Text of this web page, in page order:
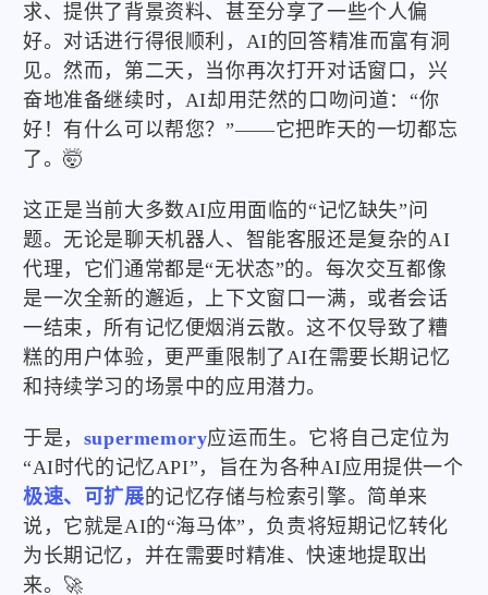
求、提供了背景资料、甚至分享了一些个人偏
好。对话进行得很顺利，AI的回答精准而富有洞
见。然而，第二天，当你再次打开对话窗口，兴
奋地准备继续时，AI却用茫然的口吻问道：“你
好！有什么可以帮您？”——它把昨天的一切都忘
了。🤯
这正是当前大多数AI应用面临的“记忆缺失”问
题。无论是聊天机器人、智能客服还是复杂的AI
代理，它们通常都是“无状态”的。每次交互都像
是一次全新的邂逅，上下文窗口一满，或者会话
一结束，所有记忆便烟消云散。这不仅导致了糟
糕的用户体验，更严重限制了AI在需要长期记忆
和持续学习的场景中的应用潜力。
于是， supermemory应运而生。它将自己定位为
“AI时代的记忆API”，旨在为各种AI应用提供一个
极速、可扩展的记忆存储与检索引擎。简单来
说，它就是AI的“海马体”，负责将短期记忆转化
为长期记忆，并在需要时精准、快速地提取出
来。🚀